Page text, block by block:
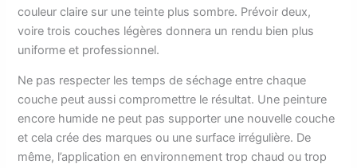
couleur claire sur une teinte plus sombre. Prévoir deux,
voire trois couches légères donnera un rendu bien plus
uniforme et professionnel.
Ne pas respecter les temps de séchage entre chaque
couche peut aussi compromettre le résultat. Une peinture
encore humide ne peut pas supporter une nouvelle couche
et cela crée des marques ou une surface irrégulière. De
même, l’application en environnement trop chaud ou trop